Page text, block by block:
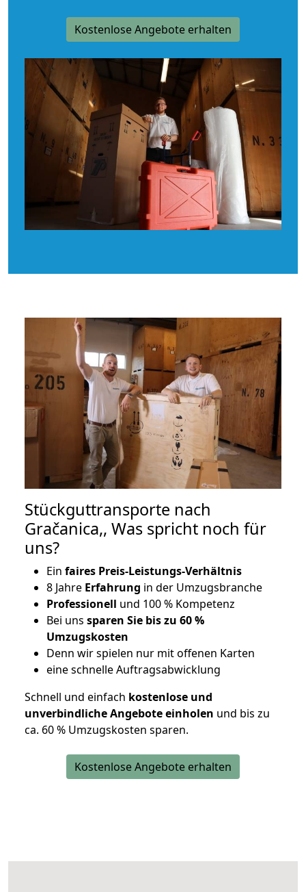
Kostenlose Angebote erhalten
Stückguttransporte nach
Gračanica,, Was spricht noch für
uns?
Ein faires Preis-Leistungs-Verhältnis
8 Jahre Erfahrung in der Umzugsbranche
Professionell und 100 % Kompetenz
Bei uns sparen Sie bis zu 60 %
Umzugskosten
Denn wir spielen nur mit offenen Karten
eine schnelle Auftragsabwicklung
Schnell und einfach kostenlose und
unverbindliche Angebote einholen und bis zu
ca. 60 % Umzugskosten sparen.
Kostenlose Angebote erhalten